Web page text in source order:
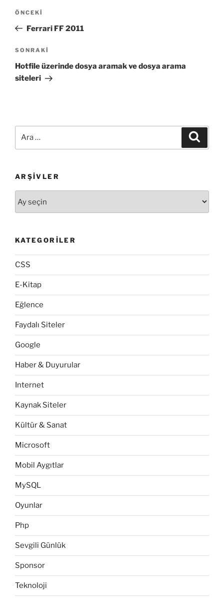
Yazı
Önceki
Yazı
ÖNCEKI
Ferrari FF 2011
Sonraki
Yazı
SONRAKI
Hotfile üzerinde dosya aramak ve dosya arama
siteleri
ARŞIVLER
KATEGORILER
CSS
E-Kitap
Eğlence
Faydalı Siteler
Google
Haber & Duyurular
Internet
Kaynak Siteler
Kültür & Sanat
Microsoft
Mobil Aygıtlar
MySQL
Oyunlar
Php
Sevgili Günlük
Sponsor
Teknoloji